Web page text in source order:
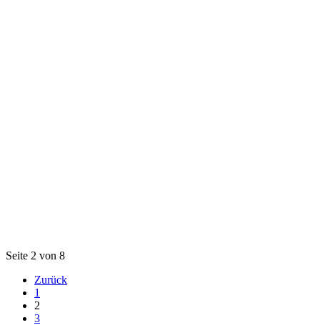
Seite 2 von 8
Zurück
1
2
3